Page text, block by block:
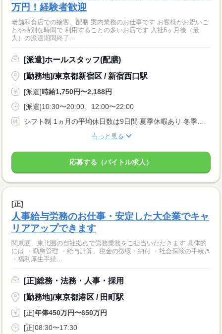
万円！経験者歓迎
老舗和食店での接客、配膳 案内業務のお仕事です お客様がお祝いご
とや特別な時間で 利用することの多いお店です 入社6ヶ月後（最
大）の派遣期間終了...
[派遣]ホールスタッフ(配膳)
[勤務地]/東京都新宿区 / 新宿西口駅
[派遣]時給1,750円〜2,188円
[派遣]10:30〜20:00、12:00〜22:00
もっと見る
応募する（バイトル求人）
[正]
人事給与労務のお仕事・安定した大企業でキャ
リアアップできます
関東圏、東北圏の自社拠点で労務業務をご担当いただきます 具体的
には ・勤怠管理 ・給与計算、税金の徴収・納付 ・社会保険の手続き
・福利厚生手続...
[正]総務・法務・人事・採用
[勤務地]/東京都港区 / 田町駅
[正]年俸450万円〜650万円
[正]08:30〜17:30